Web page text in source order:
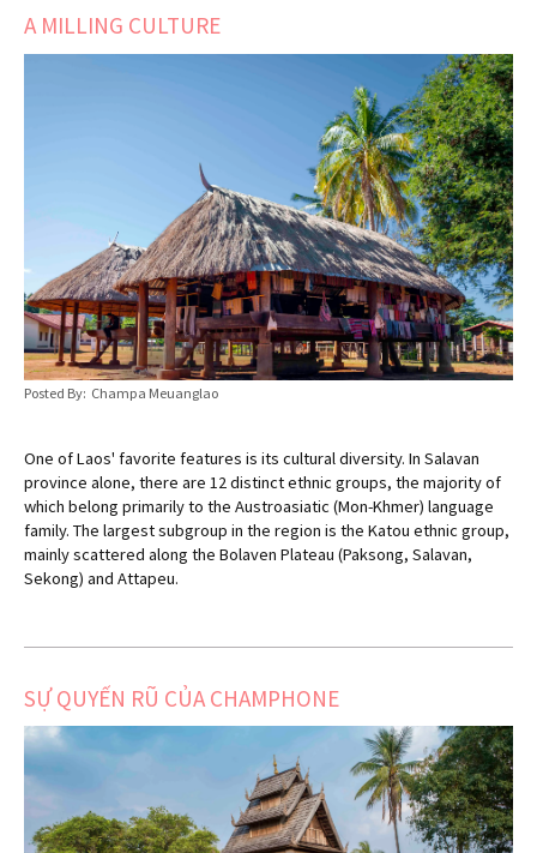
A MILLING CULTURE
Posted By: Champa Meuanglao
One of Laos' favorite features is its cultural diversity. In Salavan
province alone, there are 12 distinct ethnic groups, the majority of
which belong primarily to the Austroasiatic (Mon-Khmer) language
family. The largest subgroup in the region is the Katou ethnic group,
mainly scattered along the Bolaven Plateau (Paksong, Salavan,
Sekong) and Attapeu.
SỰ QUYẾN RŨ CỦA CHAMPHONE